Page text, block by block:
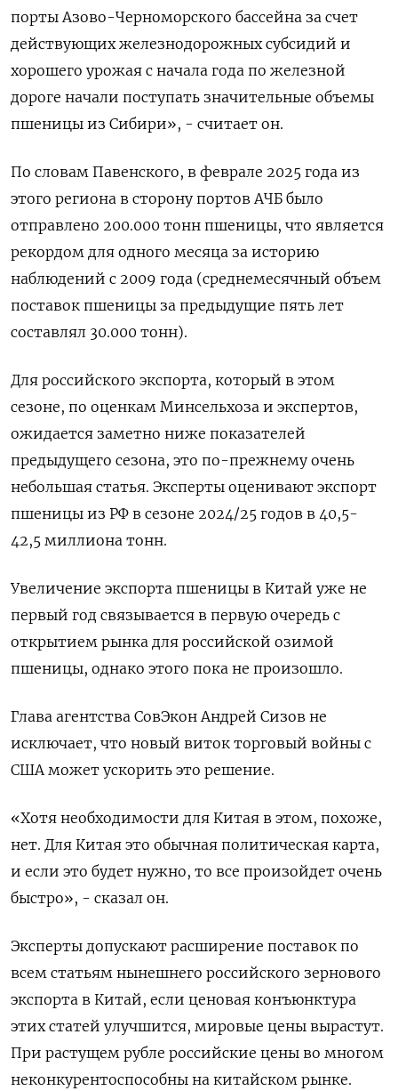
порты Азово-Черноморского бассейна за счет
действующих железнодорожных субсидий и
хорошего урожая с начала года по железной
дороге начали поступать значительные объемы
пшеницы из Сибири», - считает он.
По словам Павенского, в феврале 2025 года из
этого региона в сторону портов АЧБ было
отправлено 200.000 тонн пшеницы, что является
рекордом для одного месяца за историю
наблюдений с 2009 года (среднемесячный объем
поставок пшеницы за предыдущие пять лет
составлял 30.000 тонн).
Для российского экспорта, который в этом
сезоне, по оценкам Минсельхоза и экспертов,
ожидается заметно ниже показателей
предыдущего сезона, это по-прежнему очень
небольшая статья. Эксперты оценивают экспорт
пшеницы из РФ в сезоне 2024/25 годов в 40,5-
42,5 миллиона тонн.
Увеличение экспорта пшеницы в Китай уже не
первый год связывается в первую очередь с
открытием рынка для российской озимой
пшеницы, однако этого пока не произошло.
Глава агентства СовЭкон Андрей Сизов не
исключает, что новый виток торговый войны с
США может ускорить это решение.
«Хотя необходимости для Китая в этом, похоже,
нет. Для Китая это обычная политическая карта,
и если это будет нужно, то все произойдет очень
быстро», - сказал он.
Эксперты допускают расширение поставок по
всем статьям нынешнего российского зернового
экспорта в Китай, если ценовая конъюнктура
этих статей улучшится, мировые цены вырастут.
При растущем рубле российские цены во многом
неконкурентоспособны на китайском рынке.